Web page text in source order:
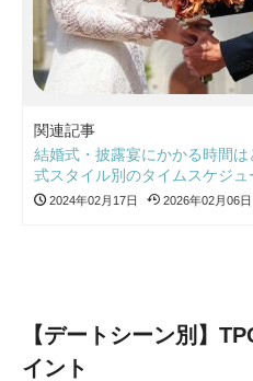
関連記事
結婚式・披露宴にかかる時間は
式スタイル別のタイムスケジュ
2024年02月17日 2026年02月06日
【デートシーン別】
イント